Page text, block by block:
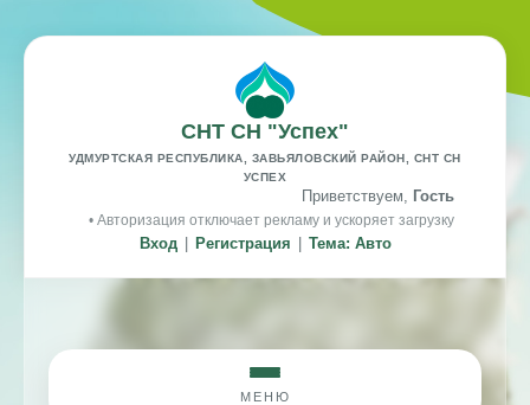
СНТ СН "Успех"
УДМУРТСКАЯ РЕСПУБЛИКА, ЗАВЬЯЛОВСКИЙ РАЙОН, СНТ СН
УСПЕХ
Приветствуем, Гость
• Авторизация отключает рекламу и ускоряет загрузку
Вход Регистрация Тема: Авто
МЕНЮ